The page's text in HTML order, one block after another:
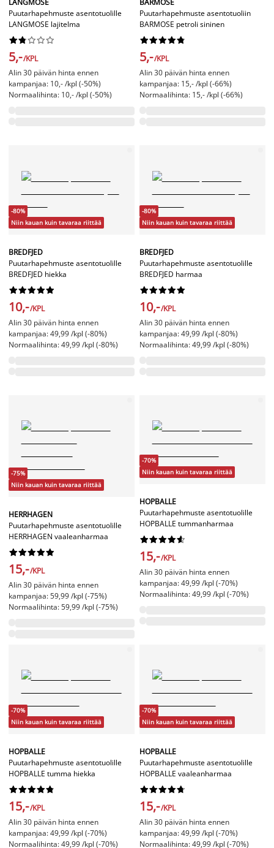
LANGMOSE
Puutarhapehmuste asentotuolille
LANGMOSE lajitelma






5,-/KPL
Alin 30 päivän hinta ennen
kampanjaa: 10,- /kpl (-50%)
Normaalihinta: 10,- /kpl (-50%)
BARMOSE
Puutarhapehmuste asentotuoliin
BARMOSE petroli sininen






5,-/KPL
Alin 30 päivän hinta ennen
kampanjaa: 15,- /kpl (-66%)
Normaalihinta: 15,- /kpl (-66%)
-80%
Niin kauan kuin tavaraa riittää
BREDFJED
Puutarhapehmuste asentotuolille
BREDFJED hiekka






10,-/KPL
Alin 30 päivän hinta ennen
kampanjaa: 49,99 /kpl (-80%)
Normaalihinta: 49,99 /kpl (-80%)
-80%
Niin kauan kuin tavaraa riittää
BREDFJED
Puutarhapehmuste asentotuolille
BREDFJED harmaa






10,-/KPL
Alin 30 päivän hinta ennen
kampanjaa: 49,99 /kpl (-80%)
Normaalihinta: 49,99 /kpl (-80%)
-75%
Niin kauan kuin tavaraa riittää
HERRHAGEN
Puutarhapehmuste asentotuolille
HERRHAGEN vaaleanharmaa






15,-/KPL
Alin 30 päivän hinta ennen
kampanjaa: 59,99 /kpl (-75%)
Normaalihinta: 59,99 /kpl (-75%)
-70%
Niin kauan kuin tavaraa riittää
HOPBALLE
Puutarhapehmuste asentotuolille
HOPBALLE tummanharmaa






15,-/KPL
Alin 30 päivän hinta ennen
kampanjaa: 49,99 /kpl (-70%)
Normaalihinta: 49,99 /kpl (-70%)
-70%
Niin kauan kuin tavaraa riittää
HOPBALLE
Puutarhapehmuste asentotuolille
HOPBALLE tumma hiekka






15,-/KPL
Alin 30 päivän hinta ennen
kampanjaa: 49,99 /kpl (-70%)
Normaalihinta: 49,99 /kpl (-70%)
-70%
Niin kauan kuin tavaraa riittää
HOPBALLE
Puutarhapehmuste asentotuolille
HOPBALLE vaaleanharmaa






15,-/KPL
Alin 30 päivän hinta ennen
kampanjaa: 49,99 /kpl (-70%)
Normaalihinta: 49,99 /kpl (-70%)